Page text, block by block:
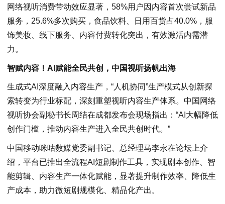
网络视听消费带动效应显著，58%用户因内容首次尝试新品
服务，25.6%多次购买，食品饮料、日用百货占40.0%，服
饰美妆、线下服务、内容付费转化突出，有效激活内需潜
力。
智赋内容！AI赋能全民共创，中国视听扬帆出海
生成式AI深度融入内容生产，“人机协同”生产模式从创新探
索转变为行业标配，深刻重塑视听内容生产体系。中国网络
视听协会副秘书长周结在成都发布会现场指出：“AI大幅降低
创作门槛，推动内容生产进入全民共创时代。”
中国移动咪咕数媒党委副书记、总经理马李永在论坛上介
绍，平台已推出全流程AI短剧制作工具，实现剧本创作、智
能剪辑、内容生产一体化赋能，显著提升制作效率、降低生
产成本，助力微短剧规模化、精品化产出。